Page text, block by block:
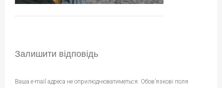
Залишити відповідь
Ваша e-mail адреса не оприлюднюватиметься. Обов’язкові поля